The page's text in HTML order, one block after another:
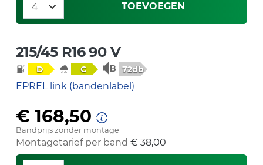
TOEVOEGEN
215/45 R16 90 V
D C 72db
EPREL link (bandenlabel)
€ 168,50
Bandprijs zonder montage
Montagetarief per band € 38,00